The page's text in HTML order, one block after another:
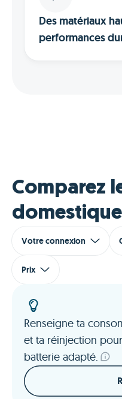
Des matériaux
performances
Comparez
Votre connexion
Prix
Renseigne ta
et ta réinjection
batterie adapté.